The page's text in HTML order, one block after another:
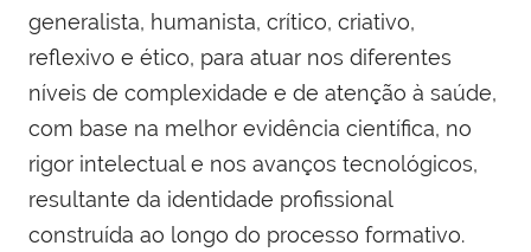
generalista, humanista, crítico, criativo,
reflexivo e ético, para atuar nos diferentes
níveis de complexidade e de atenção à saúde,
com base na melhor evidência científica, no
rigor intelectual e nos avanços tecnológicos,
resultante da identidade profissional
construída ao longo do processo formativo.